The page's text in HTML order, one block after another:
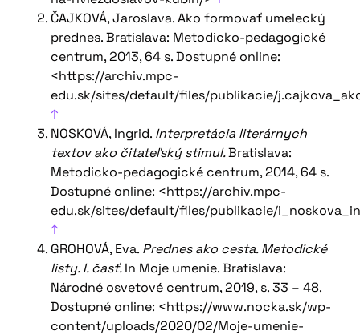
ČAJKOVÁ, Jaroslava. Ako formovať umelecký
prednes. Bratislava: Metodicko-pedagogické
centrum, 2013, 64 s. Dostupné online:
<https://archiv.mpc-
edu.sk/sites/default/files/publikacie/
↑
NOSKOVÁ, Ingrid. Interpretácia literárnych
textov ako čitateľský stimul.Bratislava:
Metodicko-pedagogické centrum, 2014, 64 s.
Dostupné online: <https://archiv.mpc-
edu.sk/sites/default/files/publikacie/
↑
GROHOVÁ, Eva. Prednes ako cesta. Metodické
listy. I. časť.In Moje umenie. Bratislava:
Národné osvetové centrum, 2019, s. 33 – 48.
Dostupné online: <https://www.nocka.sk/wp-
content/uploads/2020/02/Moje-umenie-